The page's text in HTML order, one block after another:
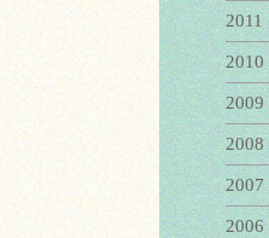
2011
2010
2009
2008
2007
2006